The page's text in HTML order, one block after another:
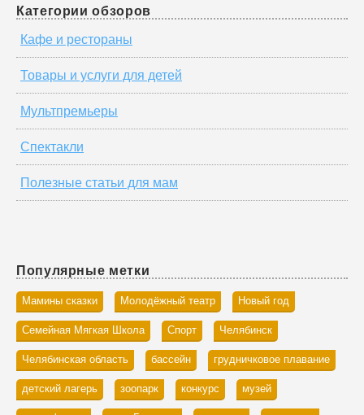
Категории обзоров
Кафе и рестораны
Товары и услуги для детей
Мультпремьеры
Спектакли
Полезные статьи для мам
Популярные метки
Мамины сказки Молодёжный театр Новый год
Семейная Мягкая Школа Спорт Челябинск
Челябинская область бассейн грудничковое плавание
детский лагерь зоопарк конкурс музей